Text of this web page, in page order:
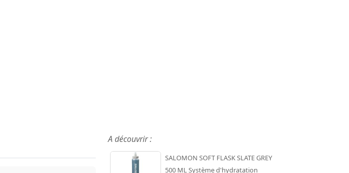
A découvrir :
SALOMON SOFT FLASK SLATE GREY
500 ML Système d'hydratation